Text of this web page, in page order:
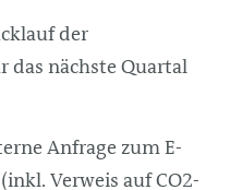
der
das nächste Quartal
Anfrage zum E-
Verweis auf CO2-